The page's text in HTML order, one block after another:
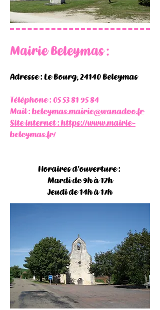
Mairie Beleymas :
Adresse : Le Bourg, 24140 Beleymas
Téléphone : 05 53 81 95 84
Mail : beleymas.mairie@wanadoo.fr
Site internet : https://www.mairie-
beleymas.fr/
Horaires d'ouverture :
Mardi de 9h à 12h
Jeudi de 14h à 17h